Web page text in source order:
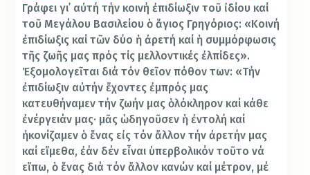
Γράφει γι᾽ αὐτή τήν κοινή ἐπιδίωξιν τοῦ ἰδίου καί
τοῦ Μεγάλου Βασιλείου ὁ ἅγιος Γρηγόριος: «Κοινή
ἐπιδίωξις καί τῶν δύο ἡ ἀρετή καί ἡ συμμόρφωσις
τῆς ζωῆς μας πρός τίς μελλοντικές ἐλπίδες».
Ἐξομολογεῖται διά τόν θεῖον πόθον των: «Τήν
ἐπιδίωξιν αὐτήν ἔχοντες ἐμπρός μας
κατευθήναμεν τήν ζωήν μας ὁλόκληρον καί κάθε
ἐνέργειάν μας· μᾶς ὡδηγοῦσεν ἡ ἐντολή καί
ἠκονίζαμεν ὁ ἕνας εἰς τόν ἄλλον τήν ἀρετήν μας
καί εἴμεθα, ἐάν δέν εἶναι ὑπερβολικόν τοῦτο νά
εἴπω, ὁ ἕνας διά τόν ἄλλον κανών καί μέτρον, μέ